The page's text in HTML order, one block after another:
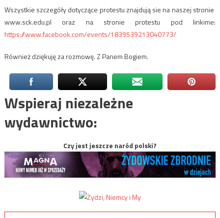
Wszystkie szczegóły dotyczące protestu znajdują sie na naszej stronie ​
www.sck.edu.pl​ oraz na stronie protestu pod linkime:
https://www.facebook.com/events/1839539213040773/
Również dziękuję za rozmowę. Z Panem Bogiem.
Wspieraj niezależne
wydawnictwo:
Czy jest jeszcze naród polski?